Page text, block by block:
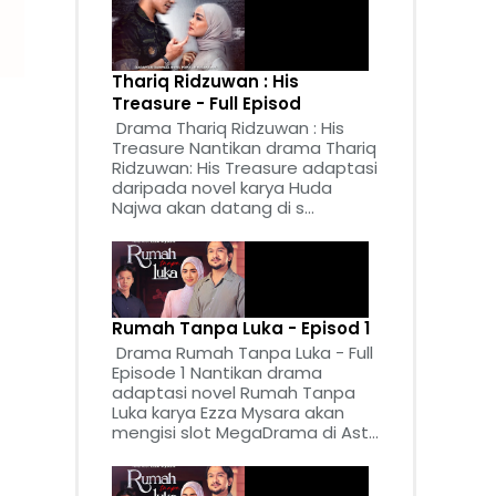
Thariq Ridzuwan : His
Treasure - Full Episod
Drama Thariq Ridzuwan : His
Treasure Nantikan drama Thariq
Ridzuwan: His Treasure adaptasi
daripada novel karya Huda
Najwa akan datang di s...
Rumah Tanpa Luka - Episod 1
Drama Rumah Tanpa Luka - Full
Episode 1 Nantikan drama
adaptasi novel Rumah Tanpa
Luka karya Ezza Mysara akan
mengisi slot MegaDrama di Ast...